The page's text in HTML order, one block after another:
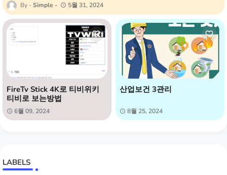
Simple 5월 31, 2024
FireTv Stick 4K로 티비위키
티비로 보는방법
6월 09, 2024
산업보건 3관리
8월 25, 2024
LABELS